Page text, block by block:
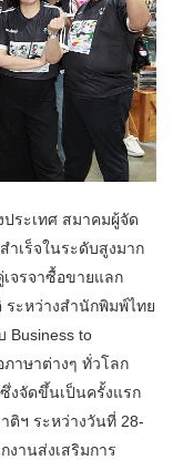
ประเทศ สมาคมผู้จัด
เร็จในระดับสูงมาก
เจรจาซื้อขายแลก
ะหว่างสำนักพิมพ์ไทย
Business to
าษาต่างๆ ทั่วโลก
งจัดขึ้นเป็นครั้งแรก
ติฯ ระหว่างวันที่ 28-
านส่งเสริมการ